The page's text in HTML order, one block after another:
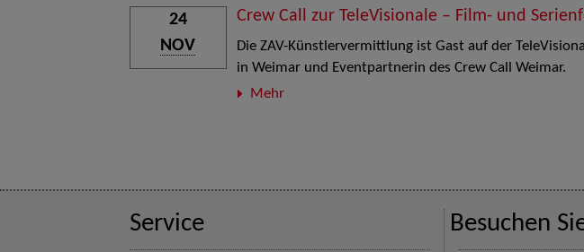
Crew Call zur TeleVisionale – Film- und
Die ZAV-Künstlervermittlung ist Gast auf der
in Weimar und Eventpartnerin des Crew Call Weimar.
Mehr
24
NOV
Service Besuchen